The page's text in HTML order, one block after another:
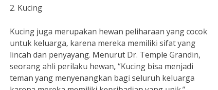
2. Kucing
Kucing juga merupakan hewan peliharaan yang cocok
untuk keluarga, karena mereka memiliki sifat yang
lincah dan penyayang. Menurut Dr. Temple Grandin,
seorang ahli perilaku hewan, “Kucing bisa menjadi
teman yang menyenangkan bagi seluruh keluarga